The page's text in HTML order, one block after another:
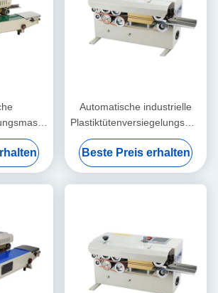
Band-
Automatische industrielle
Elektrisch angetriebener Typ
Umweltfreundlich
Beste Preis erhalten